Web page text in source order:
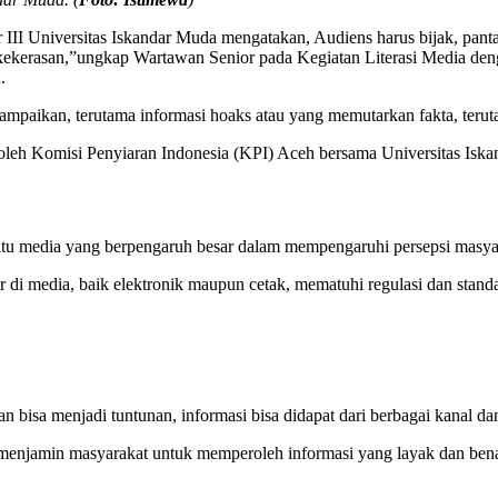
Universitas Iskandar Muda mengatakan, Audiens harus bijak,
Wartawan Senior pada Kegiatan Literasi Media
terutama informasi hoaks atau yang memutarkan fakta,
Komisi Penyiaran Indonesia (KPI) Aceh bersama Universitas
yang berpengaruh besar dalam mempengaruhi persepsi
media, baik elektronik maupun cetak, mematuhi regulasi dan
menjadi tuntunan, informasi bisa didapat dari berbagai kanal
masyarakat untuk memperoleh informasi yang layak dan